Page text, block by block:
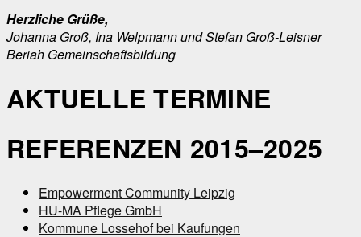
Herzliche Grüße,
Johanna Groß, Ina Welpmann und Stefan Groß-Leisner
Beriah Gemeinschaftsbildung
AKTUELLE TERMINE
REFERENZEN 2015–2025
Empowerment Community Leipzig
HU-MA Pflege GmbH
Kommune Lossehof bei Kaufungen